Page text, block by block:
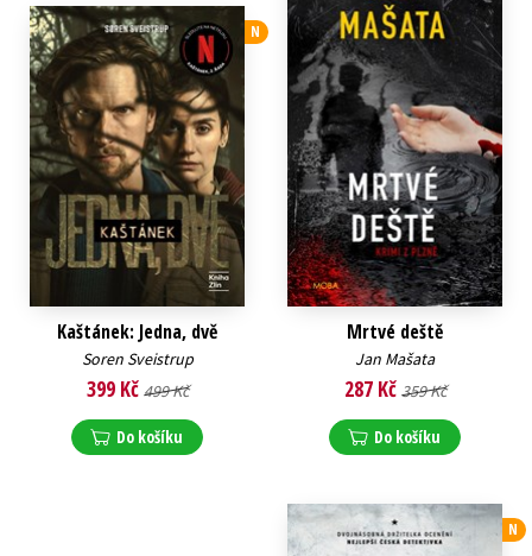
N
Kaštánek: Jedna, dvě
Soren Sveistrup
399 Kč 499 Kč
Do košíku
Mrtvé deště
Jan Mašata
287 Kč 359 Kč
Do košíku
N